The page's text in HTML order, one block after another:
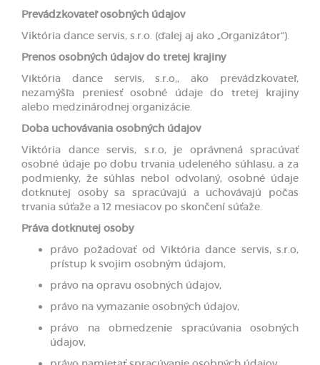
Prevádzkovateľ osobných údajov
Viktória dance servis, s.r.o. (ďalej aj ako „Organizátor“).
Prenos osobných údajov do tretej krajiny
Viktória dance servis, s.r.o,, ako prevádzkovateľ,
nezamýšľa preniesť osobné údaje do tretej krajiny
alebo medzinárodnej organizácie.
Doba uchovávania osobných údajov
Viktória dance servis, s.r.o, je oprávnená spracúvať
osobné údaje po dobu trvania udeleného súhlasu, a za
podmienky, že súhlas nebol odvolaný, osobné údaje
dotknutej osoby sa spracúvajú a uchovávajú počas
trvania súťaže a 12 mesiacov po skončení súťaže.
Práva dotknutej osoby
právo požadovať od Viktória dance servis, s.r.o,
prístup k svojim osobným údajom,
právo na opravu osobných údajov,
právo na vymazanie osobných údajov,
právo na obmedzenie spracúvania osobných
údajov,